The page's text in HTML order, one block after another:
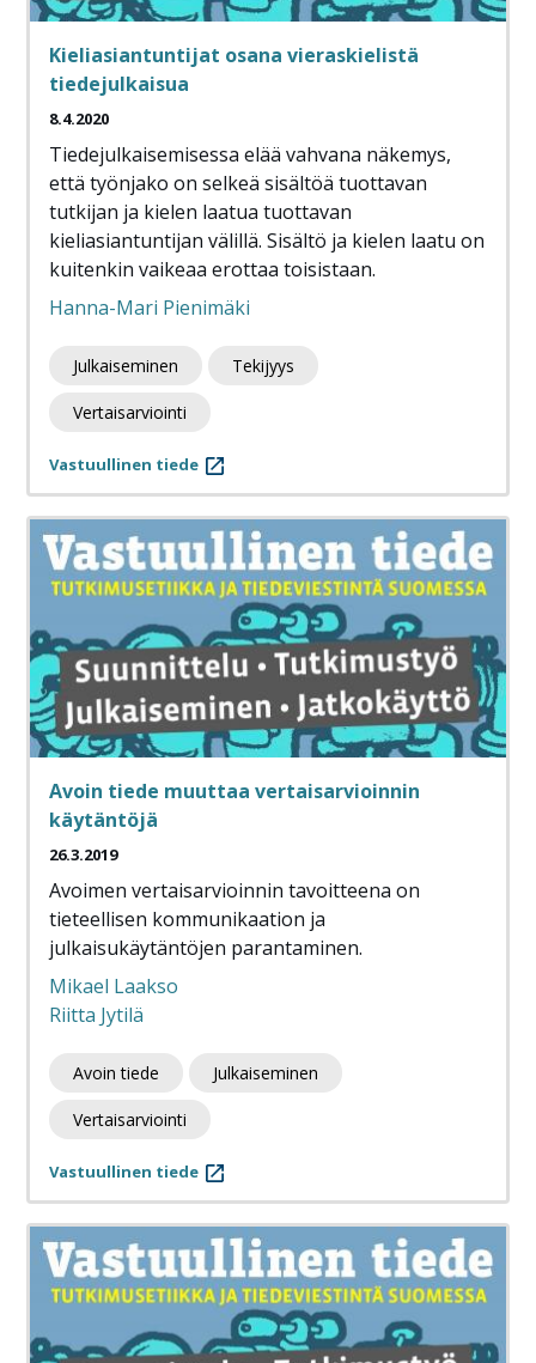
Kieliasiantuntijat osana vieraskielistä
tiedejulkaisua
8.4.2020
Tiedejulkaisemisessa elää vahvana näkemys,
että työnjako on selkeä sisältöä tuottavan
tutkijan ja kielen laatua tuottavan
kieliasiantuntijan välillä. Sisältö ja kielen laatu on
kuitenkin vaikeaa erottaa toisistaan.
Hanna-Mari Pienimäki
Julkaiseminen Tekijyys
Vertaisarviointi
Vastuullinen tiede
Avoin tiede muuttaa vertaisarvioinnin
käytäntöjä
26.3.2019
Avoimen vertaisarvioinnin tavoitteena on
tieteellisen kommunikaation ja
julkaisukäytäntöjen parantaminen.
Mikael Laakso
Riitta Jytilä
Avoin tiede Julkaiseminen
Vertaisarviointi
Vastuullinen tiede